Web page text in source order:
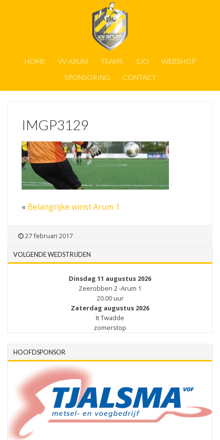
HOME VV ARUM TEAMS SJO
WEBSHOP
SPONSORING
CONTACT
IMGP3129
« Belangrijke winst Arum 1
27 februari 2017
VOLGENDE WEDSTRIJDEN
Dinsdag 11 augustus 2026
Zeerobben 2 -Arum 1
20.00 uur
Zaterdag augustus 2026
It Twadde
zomerstop
HOOFDSPONSOR